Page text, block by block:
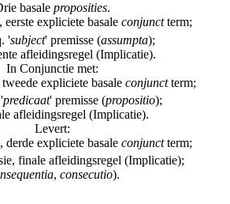
basale proposities.
eerste expliciete basale conjunctterm;
'subject' premisse (assumpta);
afleidingsregel (Implicatie).
In Conjunctie met:
expliciete basale conjunctterm;
predicaat' premisse (propositio);
afleidingsregel (Implicatie).
Levert:
derde expliciete basale conjunctterm;
finale afleidingsregel (Implicatie);
, consecutio).